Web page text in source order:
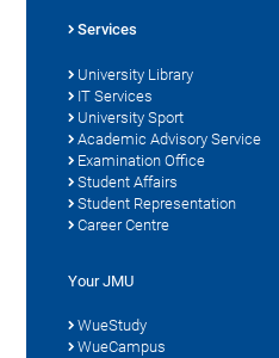
Services
University Library
IT Services
University Sport
Academic Advisory Service
Examination Office
Student Affairs
Student Representation
Career Centre
Your JMU
WueStudy
WueCampus